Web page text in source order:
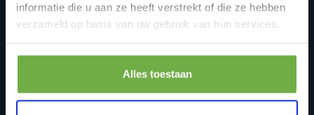
informatie die u aan ze heeft verstrekt of die ze hebben
verzameld op basis van uw gebruik van hun services.
Alles toestaan
2dekansje.com Tweedekans,
internetretouren & restvoorraad
bereikbaar op: +31(0)850188314 of mail ons via
info@2dekansje.com
2441 LC
Laat ons weten wanneer je jarig bent
Pak € 5,- korting